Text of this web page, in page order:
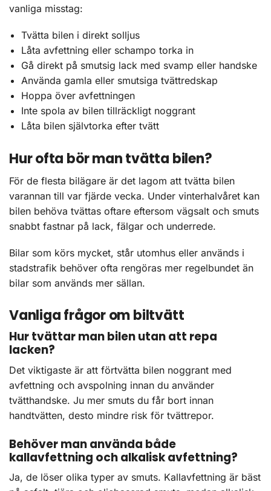
vanliga misstag:
Tvätta bilen i direkt solljus
Låta avfettning eller schampo torka in
Gå direkt på smutsig lack med svamp eller handske
Använda gamla eller smutsiga tvättredskap
Hoppa över avfettningen
Inte spola av bilen tillräckligt noggrant
Låta bilen självtorka efter tvätt
Hur ofta bör man tvätta bilen?
För de flesta bilägare är det lagom att tvätta bilen
varannan till var fjärde vecka. Under vinterhalvåret kan
bilen behöva tvättas oftare eftersom vägsalt och smuts
snabbt fastnar på lack, fälgar och underrede.
Bilar som körs mycket, står utomhus eller används i
stadstrafik behöver ofta rengöras mer regelbundet än
bilar som används mer sällan.
Vanliga frågor om biltvätt
Hur tvättar man bilen utan att repa
lacken?
Det viktigaste är att förtvätta bilen noggrant med
avfettning och avspolning innan du använder
tvätthandske. Ju mer smuts du får bort innan
handtvätten, desto mindre risk för tvättrepor.
Behöver man använda både
kallavfettning och alkalisk avfettning?
Ja, de löser olika typer av smuts. Kallavfettning är bäst